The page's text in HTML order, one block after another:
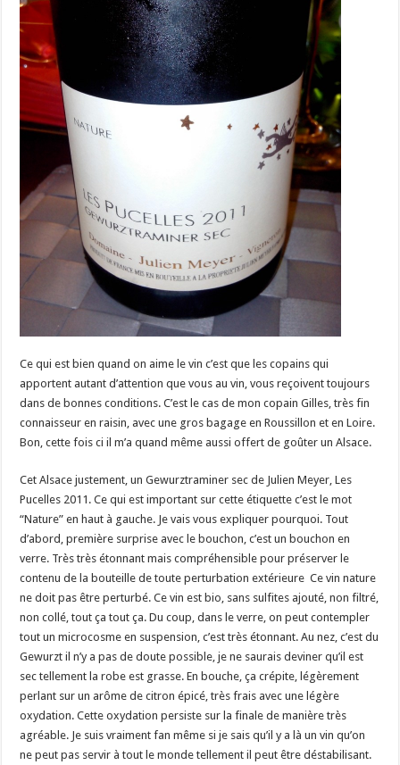
Ce qui est bien quand on aime le vin c’est que les copains qui
apportent autant d’attention que vous au vin, vous reçoivent toujours
dans de bonnes conditions. C’est le cas de mon copain Gilles, très fin
connaisseur en raisin, avec une gros bagage en Roussillon et en Loire.
Bon, cette fois ci il m’a quand même aussi offert de goûter un Alsace.
Cet Alsace justement, un Gewurztraminer sec de Julien Meyer, Les
Pucelles 2011. Ce qui est important sur cette étiquette c’est le mot
“Nature” en haut à gauche. Je vais vous expliquer pourquoi. Tout
d’abord, première surprise avec le bouchon, c’est un bouchon en
verre. Très très étonnant mais compréhensible pour préserver le
contenu de la bouteille de toute perturbation extérieure Ce vin nature
ne doit pas être perturbé. Ce vin est bio, sans sulfites ajouté, non filtré,
non collé, tout ça tout ça. Du coup, dans le verre, on peut contempler
tout un microcosme en suspension, c’est très étonnant. Au nez, c’est du
Gewurzt il n’y a pas de doute possible, je ne saurais deviner qu’il est
sec tellement la robe est grasse. En bouche, ça crépite, légèrement
perlant sur un arôme de citron épicé, très frais avec une légère
oxydation. Cette oxydation persiste sur la finale de manière très
agréable. Je suis vraiment fan même si je sais qu’il y a là un vin qu’on
ne peut pas servir à tout le monde tellement il peut être déstabilisant.